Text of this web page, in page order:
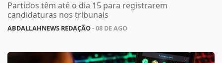
Partidos têm até o dia 15 para registrarem
candidaturas nos tribunais
ABDALLAHNEWS REDAÇÃO- 08 DE AGO